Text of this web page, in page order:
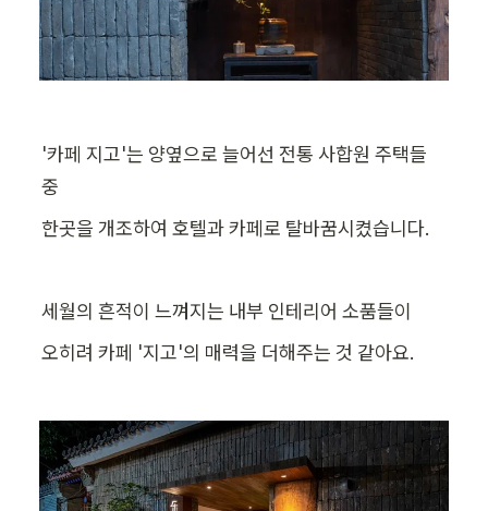
'카페 지고'는 양옆으로 늘어선 전통 사합원 주택들
중
한곳을 개조하여 호텔과 카페로 탈바꿈시켰습니다.
세월의 흔적이 느껴지는 내부 인테리어 소품들이
오히려 카페 '지고'의 매력을 더해주는 것 같아요.